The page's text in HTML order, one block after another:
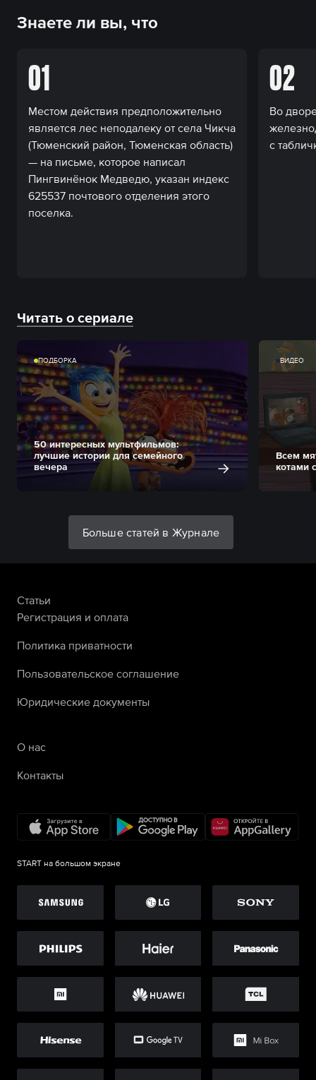
Знаете ли вы, что
01
Местом действия предположительно
является лес неподалеку от села Чикча
(Тюменский район, Тюменская область)
— на письме, которое написал
Пингвинёнок Медведю, указан индекс
625537 почтового отделения этого
поселка.
02
Во
с
Читать о сериале
ПОДБОРКА
50 интересных мультфильмов:
лучшие истории для семейного
вечера
ВИДЕО
Всем
котами
Больше статей в Журнале
Статьи
Регистрация и оплата
Политика приватности
Пользовательское соглашение
Юридические документы
О нас
Контакты
START на большом экране